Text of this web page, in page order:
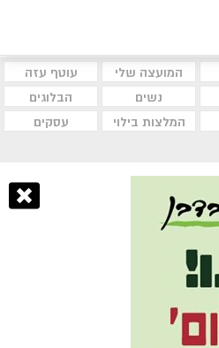
המועצה שלי
עוטף עזה
נשים
הבלוגים
המלצות בילוי
עסקים